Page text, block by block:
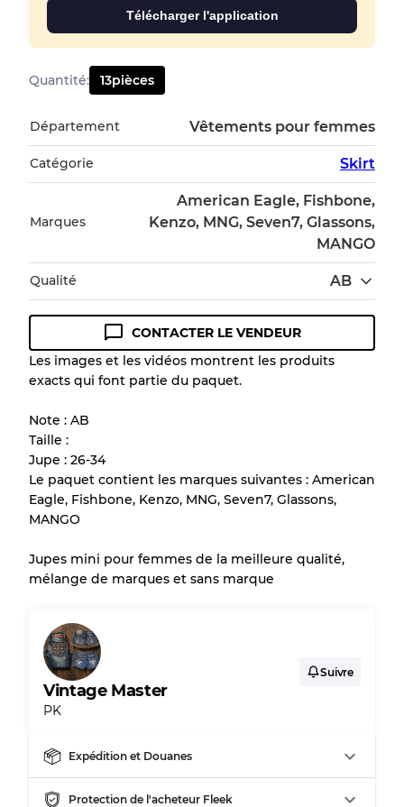
Télécharger l'application
Quantité: 13pièces
Département Vêtements pour femmes
Catégorie Skirt
Marques
American Eagle, Fishbone,
Kenzo, MNG, Seven7, Glassons,
MANGO
Qualité AB
Guide des conditions
Tous les produits incluent un niveau de
de chaque article avant l'achat.
Il y a une marge d'erreur allant jusqu'à
en raison de la vente en gros
Notre système à 3 niveaux
Qualité B
CONTACTER LE VENDEUR
Les images et les vidéos montrent les produits
exacts qui font partie du paquet.
Note : AB
Taille :
Jupe : 26-34
Le paquet contient les marques suivantes : American
Eagle, Fishbone, Kenzo, MNG, Seven7, Glassons,
MANGO
Jupes mini pour femmes de la meilleure qualité,
mélange de marques et sans marque
Vintage Master
PK
Suivre
Expédition et Douanes
Protection de l'acheteur Fleek